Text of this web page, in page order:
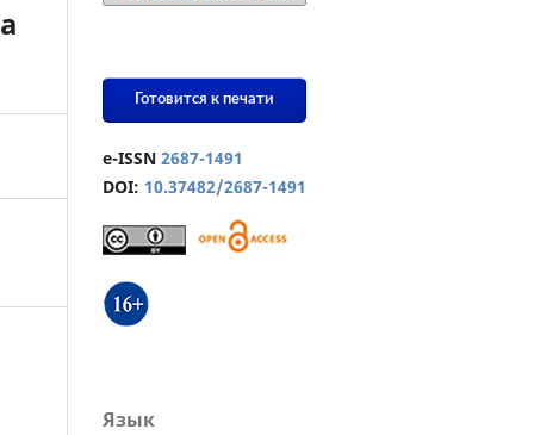
Готовится к печати
e-ISSN 2687-1491
DOI: 10.37482/2687-1491
Язык